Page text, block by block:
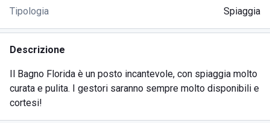
Tipologia Spiaggia
Descrizione
Il Bagno Florida è un posto incantevole, con spiaggia molto
curata e pulita. I gestori saranno sempre molto disponibili e
cortesi!